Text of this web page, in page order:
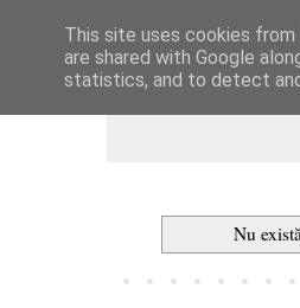
Dulcegarii
Nu
This site uses cookies
are shared with Google
statistics, and to detect